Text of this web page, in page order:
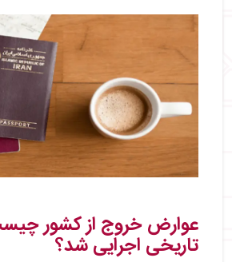
کشور
پرداخت عوارض خروج از کشور با
・پرداخت عوارض خروج از کشور با
پرداخت عوارض خروج از کشور با بله
・پرداخت عوارض خروج از کشور با آپ
・عوارض خروج از کشور ۱۴۰۴ چقدر است؟
عوارض خروج از کشور برای
・
عوارض خروج از کشور برای
・ عوارض خروج از کشور برای زائران
عوارض خروج از کشور برای
・عوارض خروج از کشور برای
・عوارض خروج از کشور برای
عوارض خروج از کشور
تاریخی اجرایی شد؟